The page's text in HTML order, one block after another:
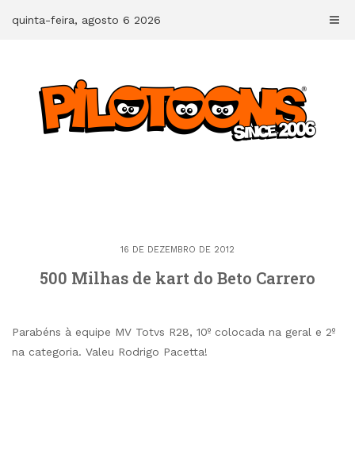
quinta-feira, agosto 6 2026
16 DE DEZEMBRO DE 2012
500 Milhas de kart do Beto Carrero
Parabéns à equipe MV Totvs R28, 10º colocada na geral e 2º
na categoria. Valeu Rodrigo Pacetta!